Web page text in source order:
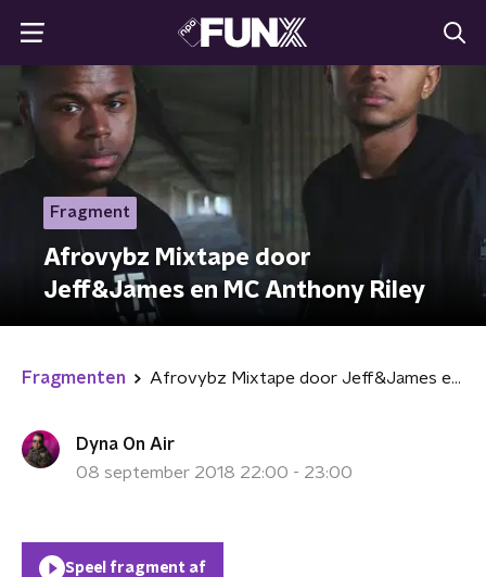
Fragment
Afrovybz Mixtape door
Jeff&James en MC Anthony Riley
Fragmenten Afrovybz Mixtape door Jeff&James en MC Anthony Riley
Dyna On Air
08 september 2018 22:00 - 23:00
Speel fragment af